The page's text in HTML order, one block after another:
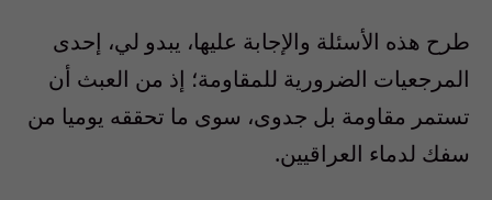
طرح هذه الأسئلة والإجابة عليها، يبدو لي، إحدى
المرجعيات الضرورية للمقاومة؛ إذ من العبث أن
تستمر مقاومة بل جدوى، سوى ما تحققه يوميا من
سفك لدماء العراقيين.